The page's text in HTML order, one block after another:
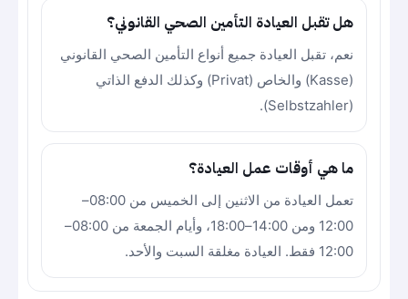
هل تقبل العيادة التأمين الصحي القانوني؟
نعم، تقبل العيادة جميع أنواع التأمين الصحي القانوني
(Kasse) والخاص (Privat) وكذلك الدفع الذاتي
(Selbstzahler).
ما هي أوقات عمل العيادة؟
تعمل العيادة من الاثنين إلى الخميس من 08:00–
12:00 ومن 14:00–18:00، وأيام الجمعة من 08:00–
12:00 فقط. العيادة مغلقة السبت والأحد.